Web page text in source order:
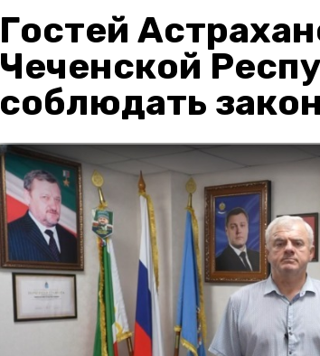
Гостей
Чеченской
соблюдать